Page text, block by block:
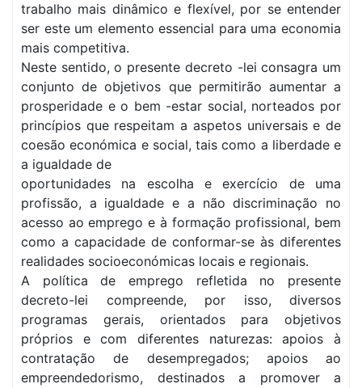
trabalho mais dinâmico e flexível, por se entender
ser este um elemento essencial para uma economia
mais competitiva.
Neste sentido, o presente decreto -lei consagra um
conjunto de objetivos que permitirão aumentar a
prosperidade e o bem -estar social, norteados por
princípios que respeitam a aspetos universais e de
coesão económica e social, tais como a liberdade e
a igualdade de
oportunidades na escolha e exercício de uma
profissão, a igualdade e a não discriminação no
acesso ao emprego e à formação profissional, bem
como a capacidade de conformar-se às diferentes
realidades socioeconómicas locais e regionais.
A política de emprego refletida no presente
decreto-lei compreende, por isso, diversos
programas gerais, orientados para objetivos
próprios e com diferentes naturezas: apoios à
contratação de desempregados; apoios ao
empreendedorismo, destinados a promover a